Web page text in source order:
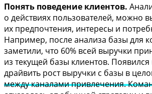
Понять поведение клиентов.
о действиях пользователей, можно
их предпочтения, интересы и
Например, после анализа базы для
заметили, что 60% всей выручки
из текущей базы клиентов.
драйвить рост выручки с базы в
между каналами привлечения.